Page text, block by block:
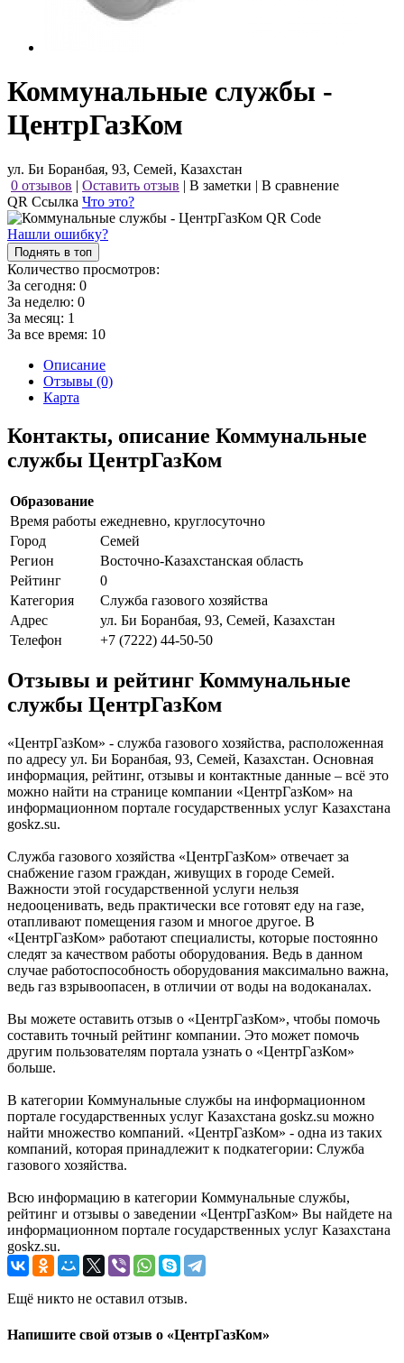
Коммунальные службы -
ЦентрГазКом
ул. Би Боранбая, 93, Семей, Казахстан
0 отзывов | Оставить отзыв | В заметки | В сравнение
QR Ссылка Что это?
Нашли ошибку?
Поднять в топ
Количество просмотров:
За сегодня: 0
За неделю: 0
За месяц: 1
За все время: 10
Описание
Отзывы (0)
Карта
Контакты, описание Коммунальные
службы ЦентрГазКом
Образование
Время работы ежедневно, круглосуточно
Город
Семей
Регион
Восточно-Казахстанская область
Рейтинг
0
Категория
Служба газового хозяйства
Адрес
ул. Би Боранбая, 93, Семей, Казахстан
Телефон
+7 (7222) 44-50-50
Отзывы и рейтинг Коммунальные
службы ЦентрГазКом
«ЦентрГазКом» - служба газового хозяйства, расположенная
по адресу ул. Би Боранбая, 93, Семей, Казахстан. Основная
информация, рейтинг, отзывы и контактные данные – всё это
можно найти на странице компании «ЦентрГазКом» на
информационном портале государственных услуг Казахстана
goskz.su.
Служба газового хозяйства «ЦентрГазКом» отвечает за
снабжение газом граждан, живущих в городе Семей.
Важности этой государственной услуги нельзя
недооценивать, ведь практически все готовят еду на газе,
отапливают помещения газом и многое другое. В
«ЦентрГазКом» работают специалисты, которые постоянно
следят за качеством работы оборудования. Ведь в данном
случае работоспособность оборудования максимально важна,
ведь газ взрывоопасен, в отличии от воды на водоканалах.
Вы можете оставить отзыв о «ЦентрГазКом», чтобы помочь
составить точный рейтинг компании. Это может помочь
другим пользователям портала узнать о «ЦентрГазКом»
больше.
В категории Коммунальные службы на информационном
портале государственных услуг Казахстана goskz.su можно
найти множество компаний. «ЦентрГазКом» - одна из таких
компаний, которая принадлежит к подкатегории: Служба
газового хозяйства.
Всю информацию в категории Коммунальные службы,
рейтинг и отзывы о заведении «ЦентрГазКом» Вы найдете на
информационном портале государственных услуг Казахстана
goskz.su.
Ещё никто не оставил отзыв.
Напишите свой отзыв о «ЦентрГазКом»